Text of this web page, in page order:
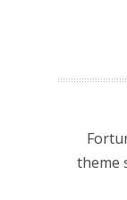
theme